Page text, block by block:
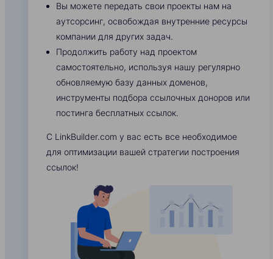
Вы можете передать свои проекты нам на
аутсорсинг, освобождая внутренние ресурсы
компании для других задач.
Продолжить работу над проектом
самостоятельно, используя нашу регулярно
обновляемую базу данных доменов,
инструменты подбора ссылочных доноров или
постинга бесплатных ссылок.
С LinkBuilder.com у вас есть все необходимое
для оптимизации вашей стратегии построения
ссылок!